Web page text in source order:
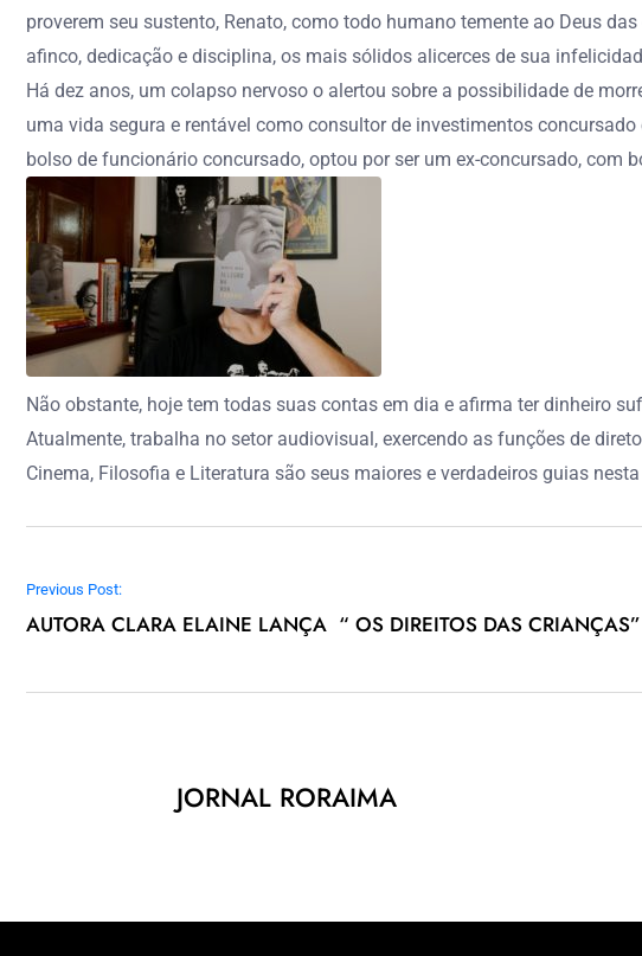
proverem seu sustento, Renato, como todo humano temente ao Deus
afinco, dedicação e disciplina, os mais sólidos alicerces de sua
Há dez anos, um colapso nervoso o alertou sobre a possibilidade de
uma vida segura e rentável como consultor de investimentos
bolso de funcionário concursado, optou por ser um ex-concursado, com
Não obstante, hoje tem todas suas contas em dia e afirma ter dinheiro
Atualmente, trabalha no setor audiovisual, exercendo as funções de
Cinema, Filosofia e Literatura são seus maiores e verdadeiros guias
Navegação de Post
Previous Post:
AUTORA CLARA ELAINE LANÇA “ OS DIREITOS DAS CRIANÇAS”
JORNAL RORAIMA